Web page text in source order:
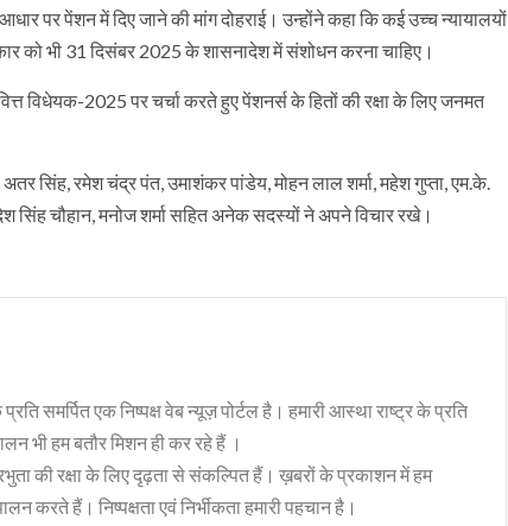
पर पेंशन में दिए जाने की मांग दोहराई। उन्होंने कहा कि कई उच्च न्यायालयों
को भी 31 दिसंबर 2025 के शासनादेश में संशोधन करना चाहिए।
विधेयक-2025 पर चर्चा करते हुए पेंशनर्स के हितों की रक्षा के लिए जनमत
सिंह, रमेश चंद्र पंत, उमाशंकर पांडेय, मोहन लाल शर्मा, महेश गुप्ता, एम.के.
सिंह चौहान, मनोज शर्मा सहित अनेक सदस्यों ने अपने विचार रखे।
समर्पित एक निष्पक्ष वेब न्यूज़ पोर्टल है। हमारी आस्था राष्ट्र के प्रति
भी हम बतौर मिशन ही कर रहे हैं ।
की रक्षा के लिए दृढ़ता से संकल्पित हैं। ख़बरों के प्रकाशन में हम
करते हैं। निष्पक्षता एवं निर्भीकता हमारी पहचान है।